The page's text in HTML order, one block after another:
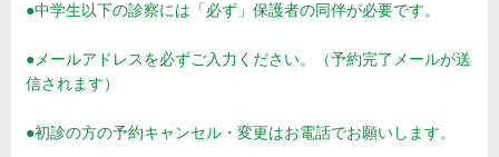
●中学生以下の診察には「必ず」保護者の同伴が必要です。
●メールアドレスを必ずご入力ください。（予約完了メールが送
信されます）
●初診の方の予約キャンセル・変更はお電話でお願いします。